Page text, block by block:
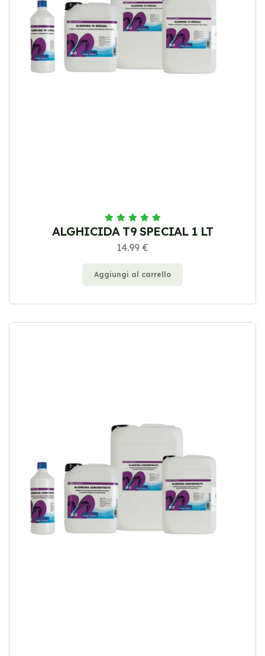
ALGHICIDA T9 SPECIAL 1 LT
14.99 €
Aggiungi al carrello